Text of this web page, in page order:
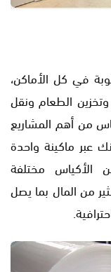
في كل الأماكن،
الطعام ونقل
من أهم المشاريع
عبر ماكينة واحدة
الأكياس مختلفة
من المال بما يصل